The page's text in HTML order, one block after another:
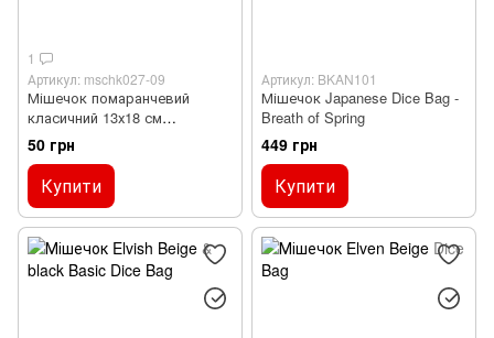
1
Артикул: mschk027-09
Мішечок помаранчевий
класичний 13х18 см
(Оксамитовий)
50 грн
Купити
Артикул: BKAN101
Мішечок Japanese Dice Bag -
Breath of Spring
449 грн
Купити